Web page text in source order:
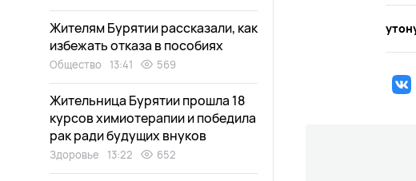
Жителям Бурятии рассказали, как
избежать отказа в пособиях
Общество 13:41 569
Жительница Бурятии прошла 18
курсов химиотерапии и победила
рак ради будущих внуков
Здоровье 13:22 652